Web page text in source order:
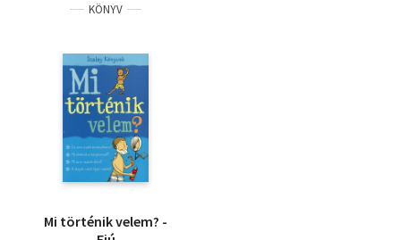
KÖNYV
Mi történik velem? -